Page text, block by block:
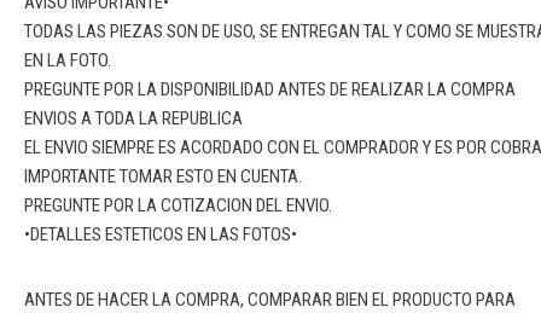
TODAS LAS PIEZAS SON DE USO, SE ENTREGAN TAL Y COMO SE
EN LA FOTO.
PREGUNTE POR LA DISPONIBILIDAD ANTES DE REALIZAR LA COMPRA
ENVIOS A TODA LA REPUBLICA
EL ENVIO SIEMPRE ES ACORDADO CON EL COMPRADOR Y ES POR
IMPORTANTE TOMAR ESTO EN CUENTA.
PREGUNTE POR LA COTIZACION DEL ENVIO.
•DETALLES ESTETICOS EN LAS FOTOS•
ANTES DE HACER LA COMPRA, COMPARAR BIEN EL PRODUCTO PARA